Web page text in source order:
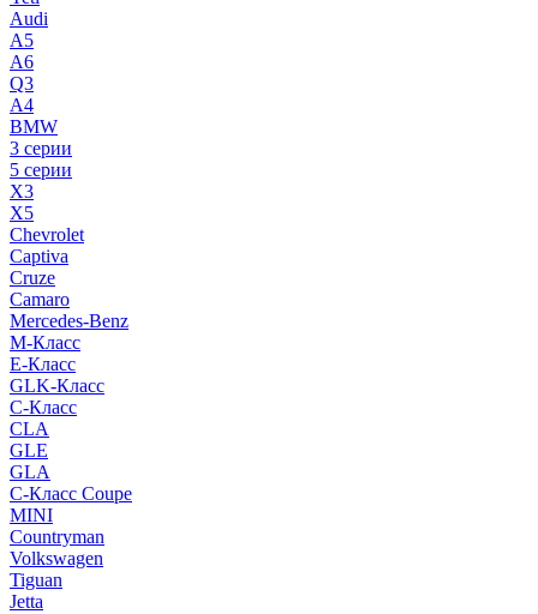
Audi
A5
A6
Q3
A4
BMW
3 серии
5 серии
X3
X5
Chevrolet
Captiva
Cruze
Camaro
Mercedes-Benz
M-Класс
E-Класс
GLK-Класс
C-Класс
CLA
GLE
GLA
C-Класс Coupe
MINI
Countryman
Volkswagen
Tiguan
Jetta